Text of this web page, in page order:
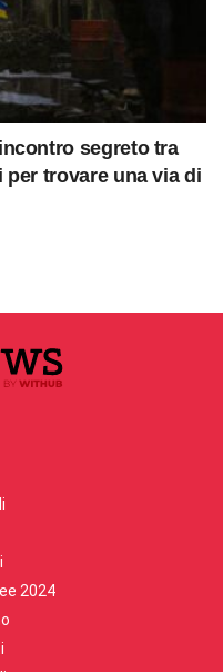
segreto tra
trovare una via di
2024